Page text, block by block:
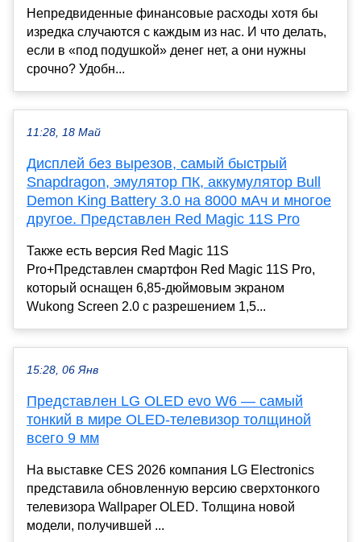
Непредвиденные финансовые расходы хотя бы
изредка случаются с каждым из нас. И что делать,
если в «под подушкой» денег нет, а они нужны
срочно? Удобн...
11:28, 18 Май
Дисплей без вырезов, самый быстрый
Snapdragon, эмулятор ПК, аккумулятор Bull
Demon King Battery 3.0 на 8000 мАч и многое
другое. Представлен Red Magic 11S Pro
Также есть версия Red Magic 11S
Pro+Представлен смартфон Red Magic 11S Pro,
который оснащен 6,85-дюймовым экраном
Wukong Screen 2.0 с разрешением 1,5...
15:28, 06 Янв
Представлен LG OLED evo W6 — самый
тонкий в мире OLED-телевизор толщиной
всего 9 мм
На выставке CES 2026 компания LG Electronics
представила обновленную версию сверхтонкого
телевизора Wallpaper OLED. Толщина новой
модели, получившей ...